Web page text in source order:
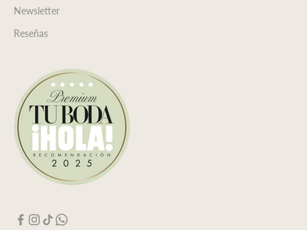
Newsletter
Reseñas